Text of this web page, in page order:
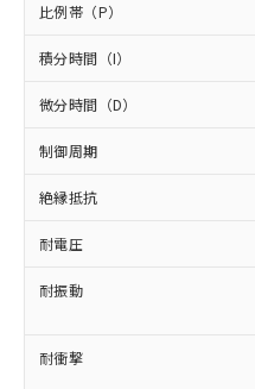
比例帯（P）
積分時間（I）
微分時間（D）
制御周期
絶縁抵抗
耐電圧
耐振動
耐衝撃
ご利用条件
以下の条件をお読
商品の当社在
(税抜)を提供
当社制御機
本サービス
在庫状況お
記載してい
対応予定：EU
有に対応した製品
商品です。
対応予定なし：EU
非含有に非対応の
定はありません。
調査・確認中：EU
非含有の対応状況
非該当品：ライセ
害物質有無と関係
仕入先様の事情に
いたものが、含有
むを得ず変更する
※1 中国RoHS○×
「○」：最大均質
基準値以下である
「×」：最大均質
基準値を超えてい
「－」：未確認で
当社は、これ
為替および外
（以下｢規制